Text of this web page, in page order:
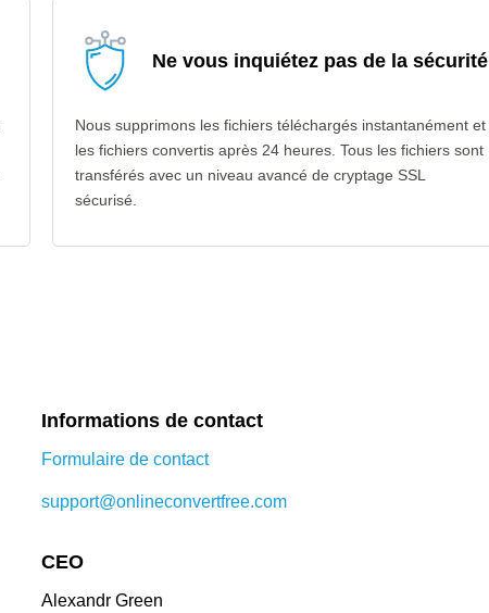
Ne vous inquiétez pas de la sécurité
Nous supprimons les fichiers téléchargés instantanément et
les fichiers convertis après 24 heures. Tous les fichiers sont
transférés avec un niveau avancé de cryptage SSL
sécurisé.
Informations de contact
Formulaire de contact
support@onlineconvertfree.com
CEO
Alexandr Green